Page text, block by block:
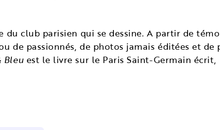
du club parisien qui se dessine. A partir de
de passionnés, de photos jamais éditées et de
Bleu est le livre sur le Paris Saint-Germain